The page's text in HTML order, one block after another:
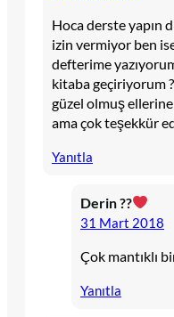
Hoca derste yapın
izin vermiyor ben
defterime
kitaba geçiriyorum
güzel olmuş ellerine
ama çok teşekkür
Yanıtla
Derin ??
31 Mart 2018
Çok mantıklı
Yanıtla